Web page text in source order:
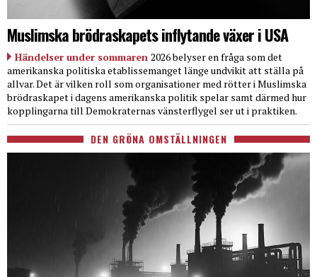
Muslimska brödraskapets inflytande växer i USA
Händelser under sommaren 2026 belyser en fråga som det
amerikanska politiska etablissemanget länge undvikit att ställa på
allvar. Det är vilken roll som organisationer med rötter i Muslimska
brödraskapet i dagens amerikanska politik spelar samt därmed hur
kopplingarna till Demokraternas vänsterflygel ser ut i praktiken.
DEN GRÖNA OMSTÄLLNINGEN